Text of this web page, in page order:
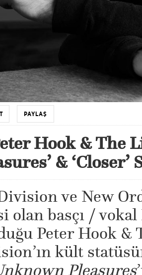
PAYLAŞ
Hook & The
& ‘Closer’
ve New
olan basçı /
Peter Hook &
kült
Pleasures